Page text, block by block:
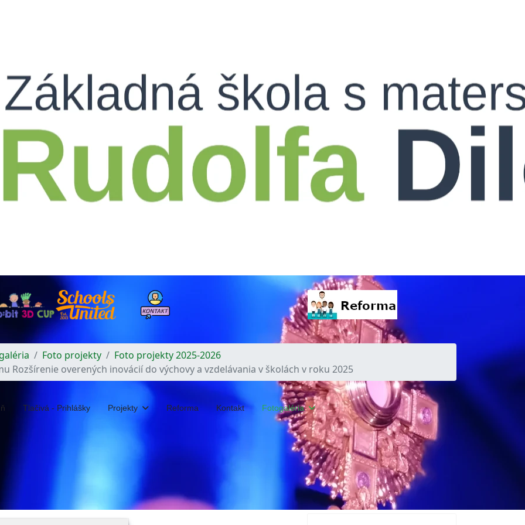
Foto projekty
Foto projekty 2025-2026
Rozšírenie overených inovácií do výchovy a vzdelávania v školách v roku 2025
Tlačivá - Prihlášky Projekty Reforma Kontakt Fotogaléria